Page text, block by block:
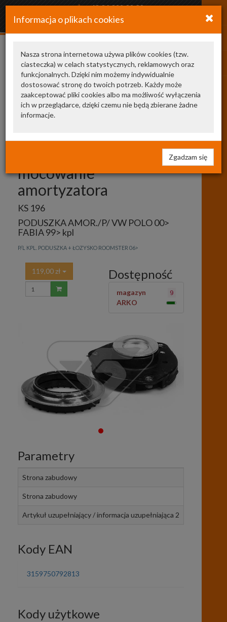
+48 34 366 20 20
arkozamowienia@gmail.com
Informacja o plikach cookies
Nasza strona internetowa używa plików cookies (tzw.
ciasteczka) w celach statystycznych, reklamowych oraz
funkcjonalnych. Dzięki nim możemy indywidualnie
dostosować stronę do twoich potrzeb. Każdy może
zaakceptować pliki cookies albo ma możliwość wyłączenia
ich w przeglądarce, dzięki czemu nie będą zbierane żadne
informacje.
Zgadzam się
Pokaż odpowiedniki
KS
mocowanie
amortyzatora
KS 196
PODUSZKA AMOR./P/ VW POLO 00>
FABIA 99> kpl
P/L KPL. PODUSZKA + ŁOZYSKO ROOMSTER 06>
119,00 zł Dostępność
magazyn
ARKO
9
Parametry
Strona zabudowy
Strona zabudowy
Artykuł uzupełniający / informacja uzupełniająca 2
Kody EAN
3159750792813
Kody użytkowe